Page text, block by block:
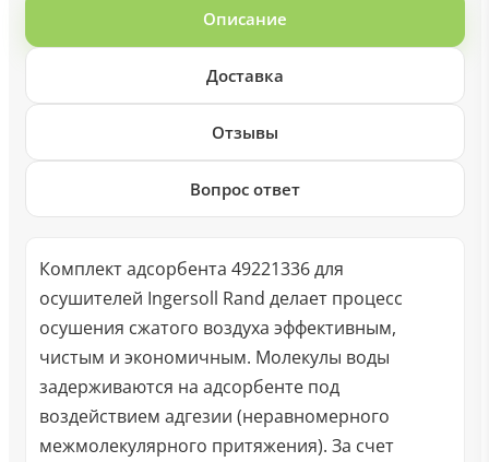
Описание
Доставка
Отзывы
Вопрос ответ
Комплект адсорбента 49221336 для
осушителей Ingersoll Rand делает процесс
осушения сжатого воздуха эффективным,
чистым и экономичным. Молекулы воды
задерживаются на адсорбенте под
воздействием адгезии (неравномерного
межмолекулярного притяжения). За счет